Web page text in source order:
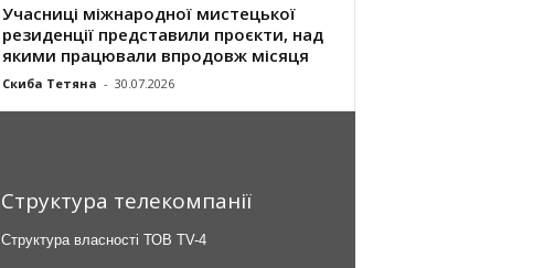
Учасниці міжнародної мистецької
резиденції представили проєкти, над
якими працювали впродовж місяця
Скиба Тетяна - 30.07.2026
Структура телекомпанії
Структура власності ТОВ TV-4